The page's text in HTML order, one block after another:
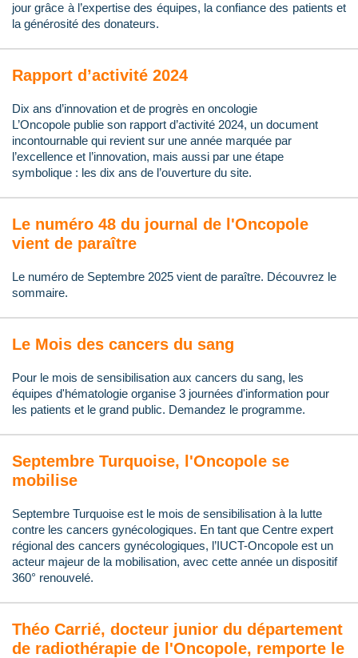
jour grâce à l’expertise des équipes, la confiance des patients et
la générosité des donateurs.
Rapport d’activité 2024
Dix ans d’innovation et de progrès en oncologie
L’Oncopole publie son rapport d’activité 2024, un document
incontournable qui revient sur une année marquée par
l’excellence et l’innovation, mais aussi par une étape
symbolique : les dix ans de l’ouverture du site.
Le numéro 48 du journal de l'Oncopole
vient de paraître
Le numéro de Septembre 2025 vient de paraître. Découvrez le
sommaire.
Le Mois des cancers du sang
Pour le mois de sensibilisation aux cancers du sang, les
équipes d'hématologie organise 3 journées d'information pour
les patients et le grand public. Demandez le programme.
Septembre Turquoise, l'Oncopole se
mobilise
Septembre Turquoise est le mois de sensibilisation à la lutte
contre les cancers gynécologiques. En tant que Centre expert
régional des cancers gynécologiques, l’IUCT-Oncopole est un
acteur majeur de la mobilisation, avec cette année un dispositif
360° renouvelé.
Théo Carrié, docteur junior du département
de radiothérapie de l'Oncopole, remporte le